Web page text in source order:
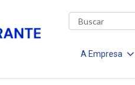
A Empresa